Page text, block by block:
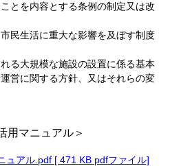
とを内容とする条例の制定又は改
民生活に重大な影響を及ぼす制度
る大規模な施設の設置に係る基本
営に関する方針、又はそれらの変
用マニュアル＞
ュアル.pdf [ 471 KB pdfファイル]